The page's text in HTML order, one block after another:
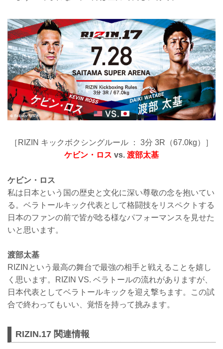
［RIZIN キックボクシングルール ： 3分 3R（67.0kg）］
ケビン・ロス vs. 渡部太基
ケビン・ロス
私は日本という国の歴史と文化に深い尊敬の念を抱いてい
る。ベラトールキック代表として格闘技をリスペクトする
日本のファンの前で皆が唸る様なパフォーマンスを見せた
いと思います。
渡部太基
RIZINという最高の舞台で最強の相手と戦えることを嬉し
く思います。RIZIN VS. ベラトールの流れがありますが、
日本代表としてベラトールキックを迎え撃ちます。この試
合で終わってもいい、覚悟を持って挑みます。
RIZIN.17 関連情報